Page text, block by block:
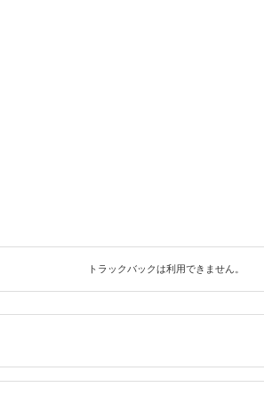
トラックバックは利用できません。